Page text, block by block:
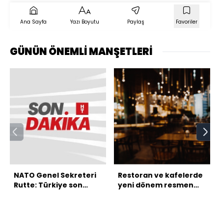
Ana Sayfa Yazı Boyutu Paylaş Favoriler
GÜNÜN ÖNEMLİ MANŞETLERİ
NATO Genel Sekreteri
Rutte: Türkiye son
Restoran ve kafelerde
yeni dönem resmen